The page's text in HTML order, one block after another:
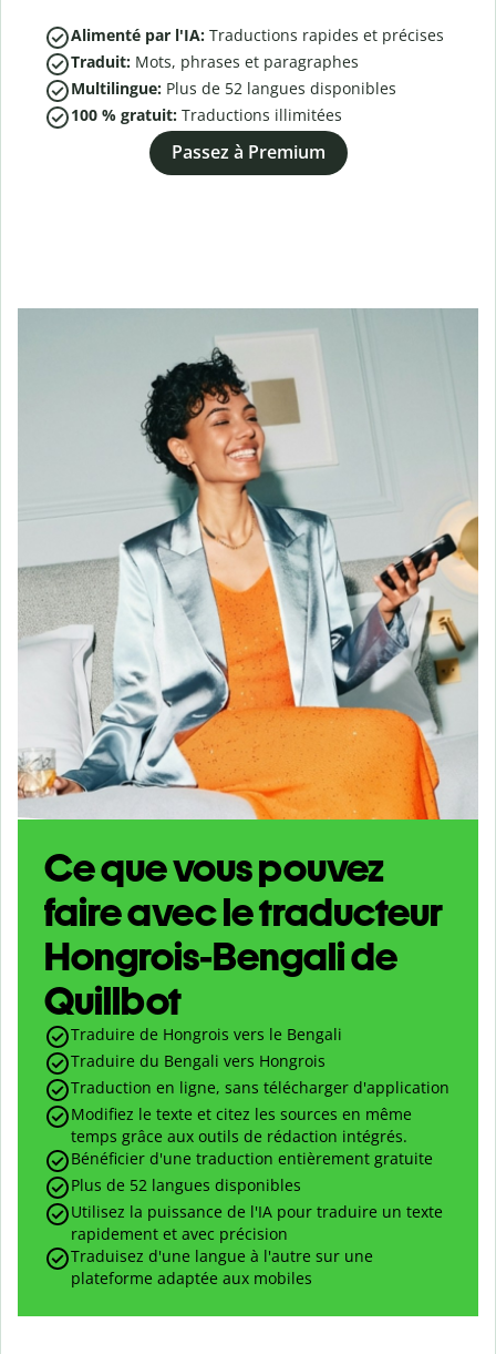
Alimenté par l'IA: Traductions rapides et précises
Traduit: Mots, phrases et paragraphes
Multilingue: Plus de 52 langues disponibles
100 % gratuit: Traductions illimitées
Passez à Premium
Ce que vous pouvez
faire avec le traducteur
Hongrois-Bengali de
Quillbot
Traduire de Hongrois vers le Bengali
Traduire du Bengali vers Hongrois
Traduction en ligne, sans télécharger d'application
Modifiez le texte et citez les sources en même
temps grâce aux outils de rédaction intégrés.
Bénéficier d'une traduction entièrement gratuite
Plus de 52 langues disponibles
Utilisez la puissance de l'IA pour traduire un texte
rapidement et avec précision
Traduisez d'une langue à l'autre sur une
plateforme adaptée aux mobiles